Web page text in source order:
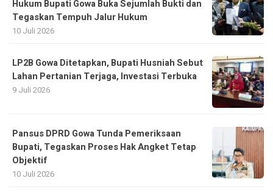
Hukum Bupati Gowa Buka Sejumlah Bukti dan
Tegaskan Tempuh Jalur Hukum
10 Juli 2026
LP2B Gowa Ditetapkan, Bupati Husniah Sebut
Lahan Pertanian Terjaga, Investasi Terbuka
9 Juli 2026
Pansus DPRD Gowa Tunda Pemeriksaan
Bupati, Tegaskan Proses Hak Angket Tetap
Objektif
10 Juli 2026